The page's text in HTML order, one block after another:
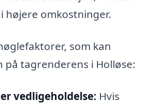
højere omkostninger.
som kan
på tagrenderens i Holløse:
vedligeholdelse: Hvis